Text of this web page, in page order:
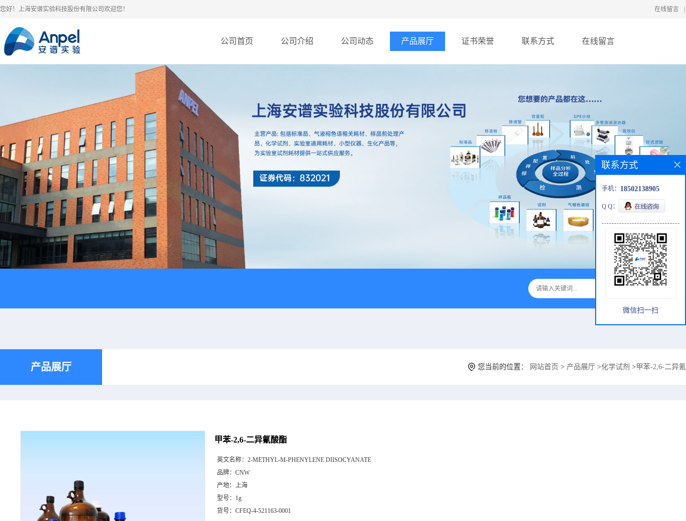
您好！上海安谱实验科技股份有限公司欢迎您！ 在线留言
公司首页 公司介绍 公司动态 产品展厅 证书荣誉 联系方式 在线留言
产品展厅 您当前的位置： 网站首页 > 产品展厅 >化学试剂 >甲苯-2,6-二异
甲苯-2,6-二异氰酸酯
英文名称： 2-METHYL-M-PHENYLENE DIISOCYANATE
品牌： CNW
产地： 上海
型号： 1g
货号： CFEQ-4-521163-0001
联系方式
手机： 18502138905
Q Q：
微信扫一扫